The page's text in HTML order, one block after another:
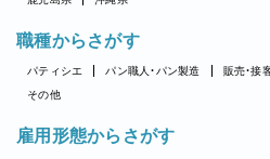
職種からさがす
パティシエ パン職人・パン製造 販売・接
その他
雇用形態からさがす